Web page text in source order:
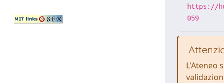
https://
059
L'Ateneo